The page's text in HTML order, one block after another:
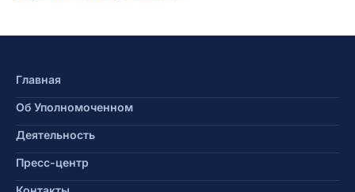
Главная
Об Уполномоченном
Деятельность
Пресс-центр